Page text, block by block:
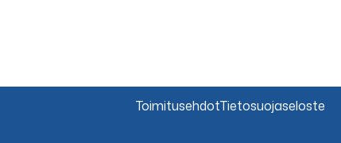
ToimitusehdotTietosuojaseloste